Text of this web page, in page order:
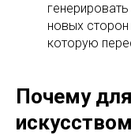
новых сторон
которую
Почему